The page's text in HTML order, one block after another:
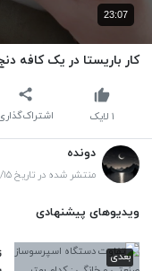
23:07
کار باریستا در یک کافه
۱ لایک
دونده
منتشر شده در تاریخ ۱۴۰۵/۰۴/۱۵
ویدیوهای پیشنهادی
بعدی